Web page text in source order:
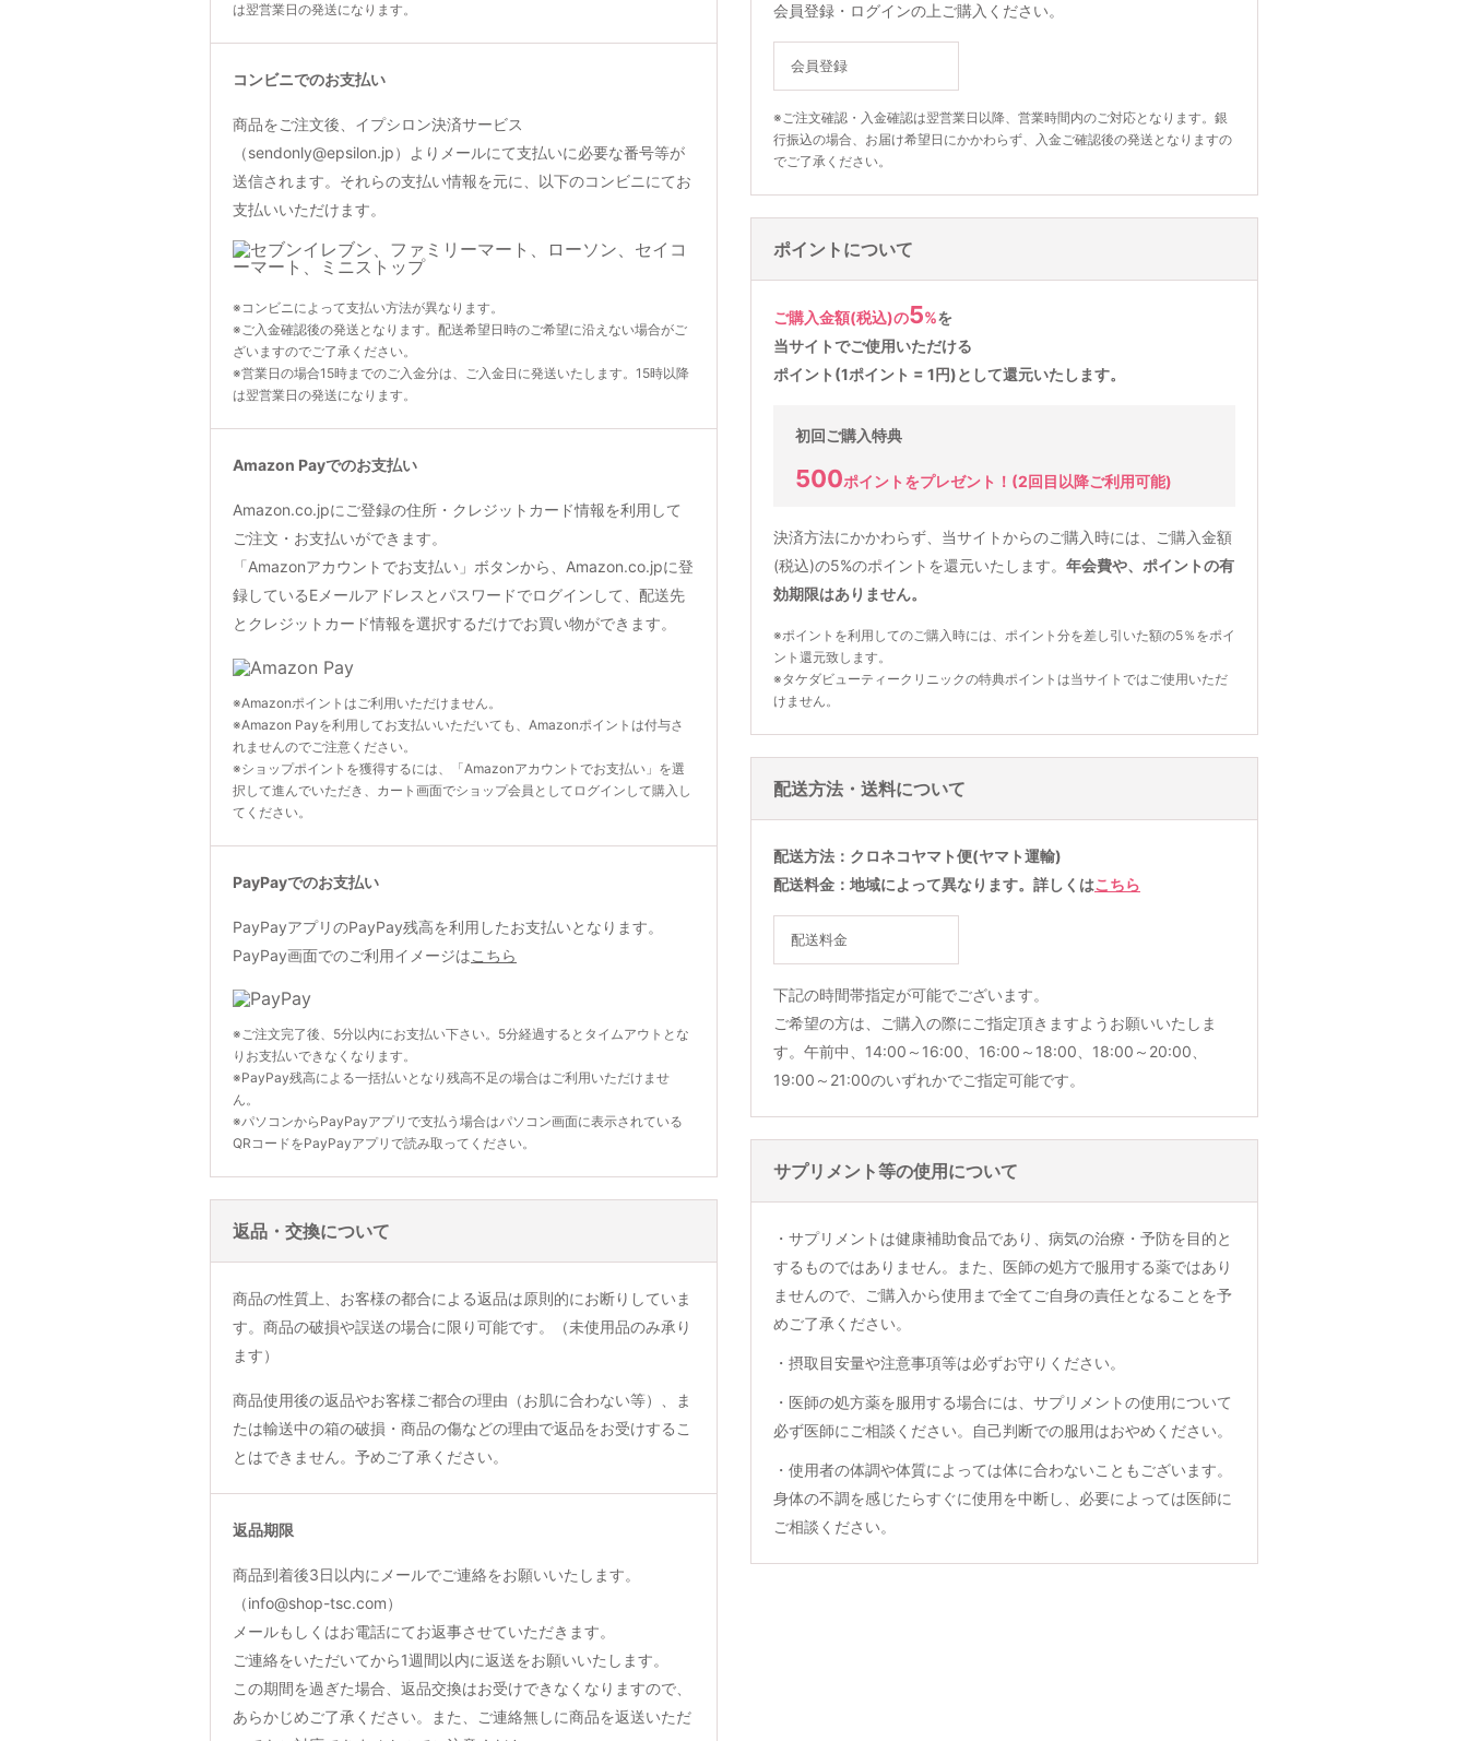
は翌営業日の発送になります。
コンビニでのお支払い
商品をご注文後、イプシロン決済サービス
（sendonly@epsilon.jp）よりメールにて支払いに必要な番号等が
送信されます。それらの支払い情報を元に、以下のコンビニにてお
支払いいただけます。
※コンビニによって支払い方法が異なります。
※ご入金確認後の発送となります。配送希望日時のご希望に沿えない場合がご
ざいますのでご了承ください。
※営業日の場合15時までのご入金分は、ご入金日に発送いたします。15時以降
は翌営業日の発送になります。
Amazon Payでのお支払い
Amazon.co.jpにご登録の住所・クレジットカード情報を利用して
ご注文・お支払いができます。
「Amazonアカウントでお支払い」ボタンから、Amazon.co.jpに登
録しているEメールアドレスとパスワードでログインして、配送先
とクレジットカード情報を選択するだけでお買い物ができます。
※Amazonポイントはご利用いただけません。
※Amazon Payを利用してお支払いいただいても、Amazonポイントは付与さ
れませんのでご注意ください。
※ショップポイントを獲得するには、「Amazonアカウントでお支払い」を選
択して進んでいただき、カート画面でショップ会員としてログインして購入し
てください。
PayPayでのお支払い
PayPayアプリのPayPay残高を利用したお支払いとなります。
PayPay画面でのご利用イメージはこちら
※ご注文完了後、5分以内にお支払い下さい。5分経過するとタイムアウトとな
りお支払いできなくなります。
※PayPay残高による一括払いとなり残高不足の場合はご利用いただけませ
ん。
※パソコンからPayPayアプリで支払う場合はパソコン画面に表示されている
QRコードをPayPayアプリで読み取ってください。
返品・交換について
商品の性質上、お客様の都合による返品は原則的にお断りしていま
す。商品の破損や誤送の場合に限り可能です。（未使用品のみ承り
ます）
商品使用後の返品やお客様ご都合の理由（お肌に合わない等）、ま
たは輸送中の箱の破損・商品の傷などの理由で返品をお受けするこ
とはできません。予めご了承ください。
返品期限
商品到着後3日以内にメールでご連絡をお願いいたします。
（info@shop-tsc.com）
メールもしくはお電話にてお返事させていただきます。
ご連絡をいただいてから1週間以内に返送をお願いいたします。
この期間を過ぎた場合、返品交換はお受けできなくなりますので、
あらかじめご了承ください。また、ご連絡無しに商品を返送いただ
会員登録・ログインの上ご購入ください。
会員登録
※ご注文確認・入金確認は翌営業日以降、営業時間内のご対応となります。銀
行振込の場合、お届け希望日にかかわらず、入金ご確認後の発送となりますの
でご了承ください。
ポイントについて
ご購入金額(税込)の5%を
当サイトでご使用いただける
ポイント(1ポイント = 1円)として還元いたします。
初回ご購入特典
500ポイントをプレゼント！ (2回目以降ご利用可能)
決済方法にかかわらず、当サイトからのご購入時には、ご購入金額
(税込)の5%のポイントを還元いたします。 年会費や、ポイントの有
効期限はありません。
※ポイントを利用してのご購入時には、ポイント分を差し引いた額の5％をポイ
ント還元致します。
※タケダビューティークリニックの特典ポイントは当サイトではご使用いただ
けません。
配送方法・送料について
配送方法
クロネコヤマト便(ヤマト運輸)
配送料金
地域によって異なります。詳しくはこちら
配送料金
下記の時間帯指定が可能でございます。
ご希望の方は、ご購入の際にご指定頂きますようお願いいたしま
す。午前中、14:00～16:00、16:00～18:00、18:00～20:00、
19:00～21:00のいずれかでご指定可能です。
サプリメント等の使用について
・サプリメントは健康補助食品であり、病気の治療・予防を目的と
するものではありません。また、医師の処方で服用する薬ではあり
ませんので、ご購入から使用まで全てご自身の責任となることを予
めご了承ください。
・摂取目安量や注意事項等は必ずお守りください。
・医師の処方薬を服用する場合には、サプリメントの使用について
必ず医師にご相談ください。自己判断での服用はおやめください。
・使用者の体調や体質によっては体に合わないこともございます。
身体の不調を感じたらすぐに使用を中断し、必要によっては医師に
ご相談ください。